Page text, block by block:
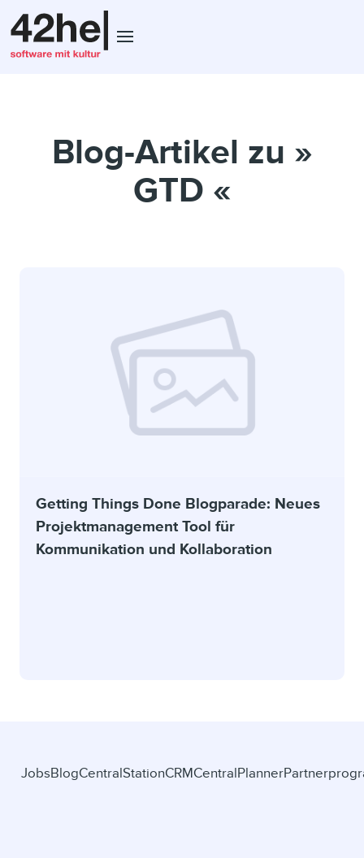
Blog-Artikel zu »
GTD «
Getting Things Done Blogparade: Neues
Projektmanagement Tool für
Kommunikation und Kollaboration
JobsBlogCentralStationCRMCentralPlanner